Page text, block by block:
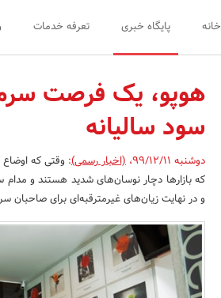
خانه پایگاه خبری تعرفه خدمات
سود سالیانه
دوشنبه 99/12/11 ،(اخبار رسمی): وقتی که
که بازارها دچار نوسان‌های شدید هستند و مدام
و در نهایت زیان‌های غیرمترقبه‌‌ای برای صاحبان